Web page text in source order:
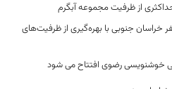
از ظرفیت مجموعه آبگرم
خراسان جنوبی با بهره‌گیری از ظرفیت‌های
خوشنویسی رضوی افتتاح می شود